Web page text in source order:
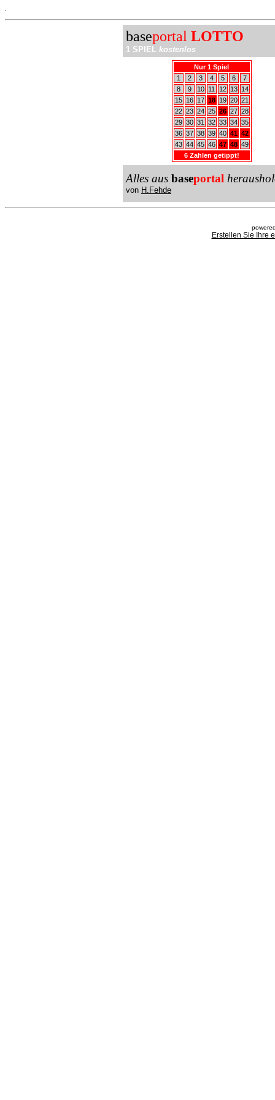
baseportal LOTTO
1 SPIEL kostenlos
Nur 1 Spiel
1
2 3 4 5 6
7
8
9 10 11 12 13
14
15
16 17 18 19 20 21
22 23 24 25 26 27 28
29 30 31 32 33 34 35
36 37 38 39 40 41 42
43 44 45 46 47 48 49
6 Zahlen getippt!
Alles aus baseportal
von H.Fehde
Erstellen Sie Ihre